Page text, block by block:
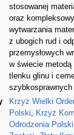
stosowanej
oraz
wytwarzania
z ubogich rud i
przemysłowych
w świecie
tlenku glinu i
szybkosprawnych
Krzyż Wielki
Polski
Krzyż
Odrodzenia Polski